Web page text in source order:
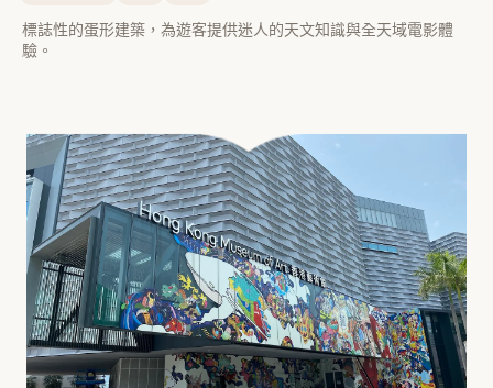
標誌性的蛋形建築，為遊客提供迷人的天文知識與全天域電影體
驗。